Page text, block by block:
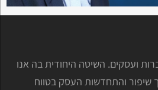
ועסקים. השיטה היחודית בה אנו
שיפור והתחדשות העסק בטווח